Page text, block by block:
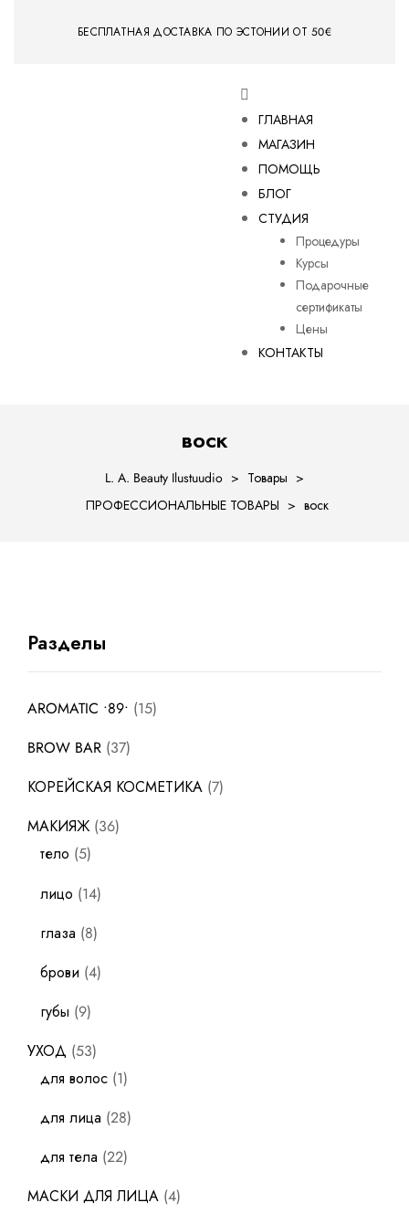
БЕСПЛАТНАЯ ДОСТАВКА ПО ЭСТОНИИ ОТ 50€
ГЛАВНАЯ
МАГАЗИН
ПОМОЩЬ
БЛОГ
СТУДИЯ
Процедуры
Курсы
Подарочные
сертификаты
Цены
КОНТАКТЫ
воск
L. A. Beauty Ilustuudio > Товары >
ПРОФЕССИОНАЛЬНЫЕ ТОВАРЫ > воск
Разделы
AROMATIC •89• 15
BROW BAR 37
КОРЕЙСКАЯ КОСМЕТИКА 7
МАКИЯЖ 36
тело 5
лицо 14
глаза 8
брови 4
губы 9
УХОД 53
для волос 1
для лица 28
для тела 22
МАСКИ ДЛЯ ЛИЦА 4